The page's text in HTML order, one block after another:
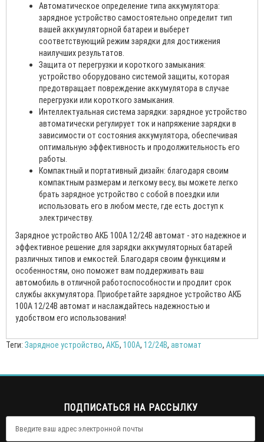
Автоматическое определение типа аккумулятора:
зарядное устройство самостоятельно определит тип
вашей аккумуляторной батареи и выберет
соответствующий режим зарядки для достижения
наилучших результатов.
Защита от перегрузки и короткого замыкания:
устройство оборудовано системой защиты, которая
предотвращает повреждение аккумулятора в случае
перегрузки или короткого замыкания.
Интеллектуальная система зарядки: зарядное устройство
автоматически регулирует ток и напряжение зарядки в
зависимости от состояния аккумулятора, обеспечивая
оптимальную эффективность и продолжительность его
работы.
Компактный и портативный дизайн: благодаря своим
компактным размерам и легкому весу, вы можете легко
брать зарядное устройство с собой в поездки или
использовать его в любом месте, где есть доступ к
электричеству.
Зарядное устройство АКБ 100А 12/24В автомат - это надежное и
эффективное решение для зарядки аккумуляторных батарей
различных типов и емкостей. Благодаря своим функциям и
особенностям, оно поможет вам поддерживать ваш
автомобиль в отличной работоспособности и продлит срок
службы аккумулятора. Приобретайте зарядное устройство АКБ
100А 12/24В автомат и наслаждайтесь надежностью и
удобством его использования!
Теги: Зарядное устройство, АКБ, 100А, 12/24В, автомат
ПОДПИСАТЬСЯ НА РАССЫЛКУ